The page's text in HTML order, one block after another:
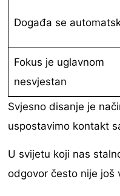
Događa se
Fokus je uglavnom
nesvjestan
Svjesno disanje je
uspostavimo kontakt
U svijetu koji nas
odgovor često nije još